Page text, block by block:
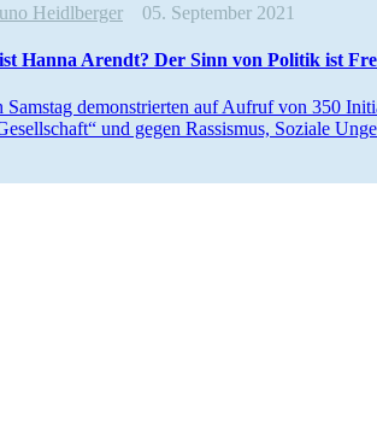
Heidlberger 05. September 2021
Hanna Arendt? Der Sinn von Politik ist
Samstag demons­trierten auf Aufruf von 350
und gegen Rassismus, Soziale